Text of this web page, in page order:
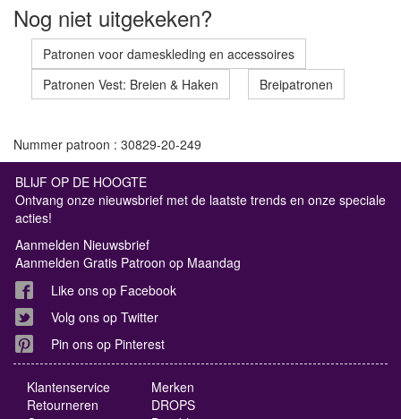
Nog niet uitgekeken?
Patronen voor dameskleding en accessoires
Patronen Vest: Breien & Haken
Breipatronen
Nummer patroon : 30829-20-249
BLIJF OP DE HOOGTE
Ontvang onze nieuwsbrief met de laatste trends en onze speciale
acties!
Aanmelden Nieuwsbrief
Aanmelden Gratis Patroon op Maandag
Like ons op Facebook
Volg ons op Twitter
Pin ons op Pinterest
Klantenservice
Retourneren
Merken
DROPS